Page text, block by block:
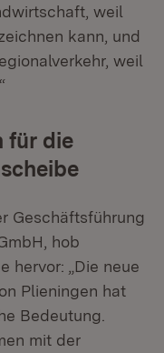
weil
kann, und
weil
für die
Geschäftsführung
hob
hervor: „Die neue
Plieningen hat
Bedeutung.
mit der